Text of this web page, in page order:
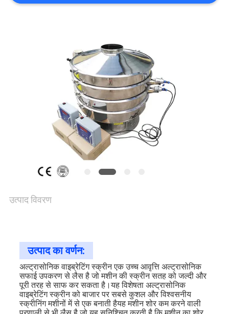
गोपनीयता
उत्पाद विवरण
उत्पाद का वर्णन:
अल्ट्रासोनिक वाइब्रेटिंग स्क्रीन एक उच्च आवृत्ति अल्ट्रासोनिक
सफाई उपकरण से लैस है जो मशीन की स्क्रीन सतह को जल्दी और
पूरी तरह से साफ कर सकता है।यह विशेषता अल्ट्रासोनिक
वाइब्रेटिंग स्क्रीन को बाजार पर सबसे कुशल और विश्वसनीय
स्क्रीनिंग मशीनों में से एक बनाती हैयह मशीन शोर कम करने वाली